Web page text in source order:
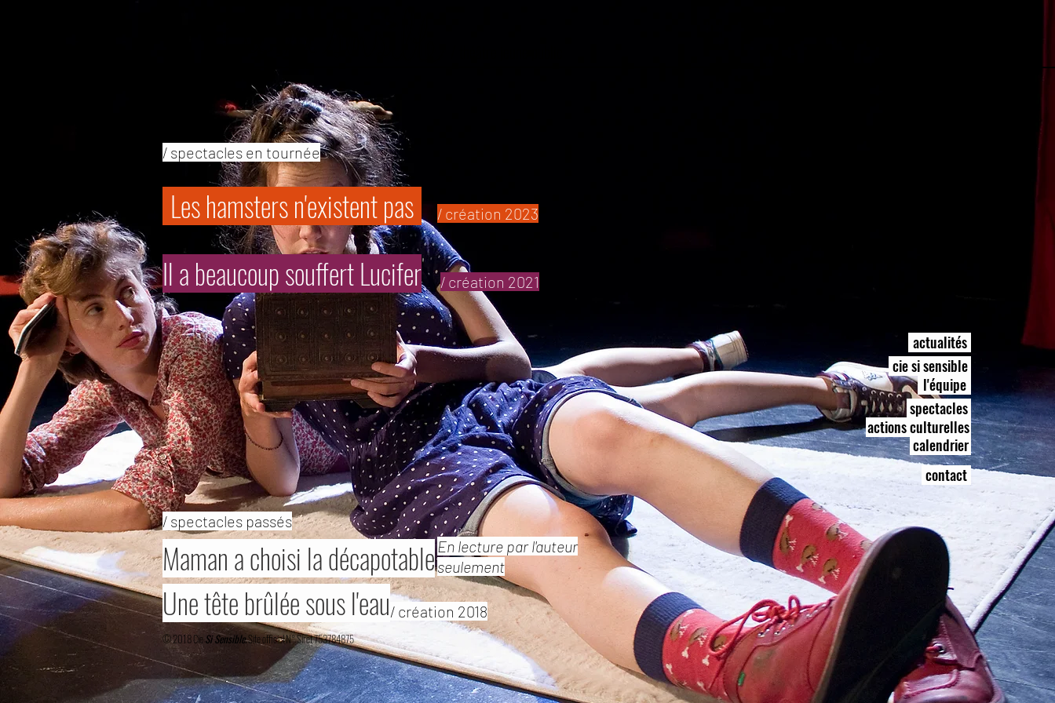
actualités
cie si sensible
l'équipe
spectacles
actions culturelles
contact
calendrier
/ spectacles en tournée
Les hamsters n'existent pas / création 2023
Il a beaucoup souffert Lucifer / création 2021
/ spectacles passés
Maman a choisi la décapotable En lecture par l'auteur
seulement
Une tête brûlée sous l'eau/ création 2018
© 2018 Cie Si Sensible.Site officiel N° Siret 753784875